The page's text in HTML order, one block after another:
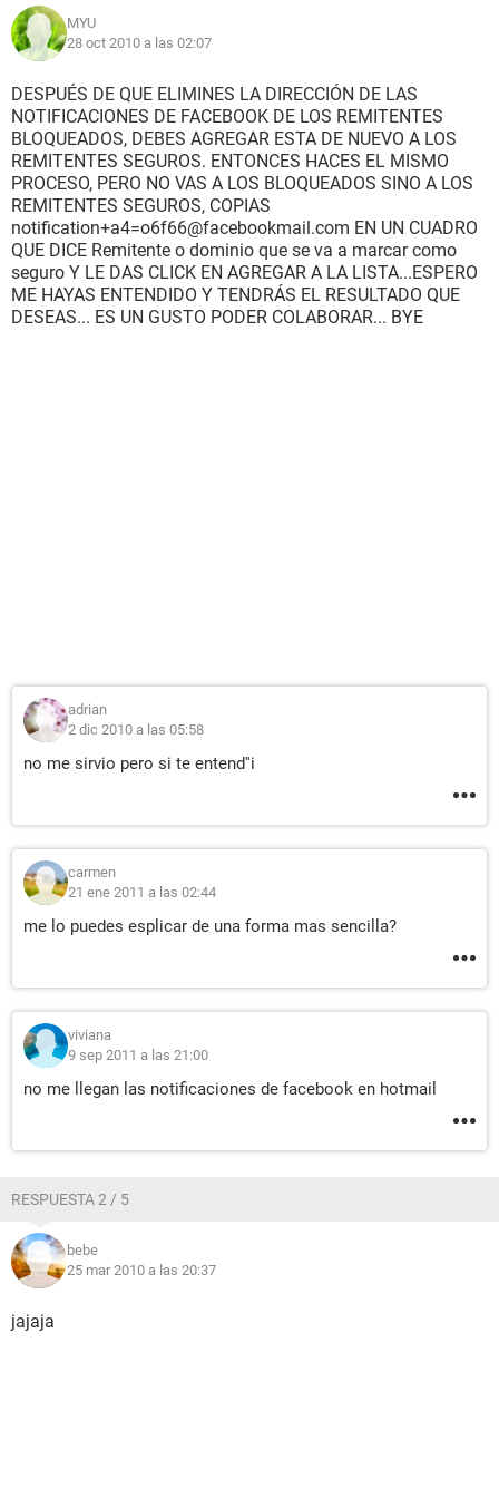
MYU
28 oct 2010 a las 02:07
DESPUÉS DE QUE ELIMINES LA DIRECCIÓN DE LAS
NOTIFICACIONES DE FACEBOOK DE LOS REMITENTES
BLOQUEADOS, DEBES AGREGAR ESTA DE NUEVO A LOS
REMITENTES SEGUROS. ENTONCES HACES EL MISMO
PROCESO, PERO NO VAS A LOS BLOQUEADOS SINO A LOS
REMITENTES SEGUROS, COPIAS
notification+a4=o6f66@facebookmail.com EN UN CUADRO
QUE DICE Remitente o dominio que se va a marcar como
seguro Y LE DAS CLICK EN AGREGAR A LA LISTA...ESPERO
ME HAYAS ENTENDIDO Y TENDRÁS EL RESULTADO QUE
DESEAS... ES UN GUSTO PODER COLABORAR... BYE
adrian
2 dic 2010 a las 05:58
no me sirvio pero si te entend''i
carmen
21 ene 2011 a las 02:44
me lo puedes esplicar de una forma mas sencilla?
viviana
9 sep 2011 a las 21:00
no me llegan las notificaciones de facebook en hotmail
RESPUESTA 2 / 5
bebe
25 mar 2010 a las 20:37
jajaja